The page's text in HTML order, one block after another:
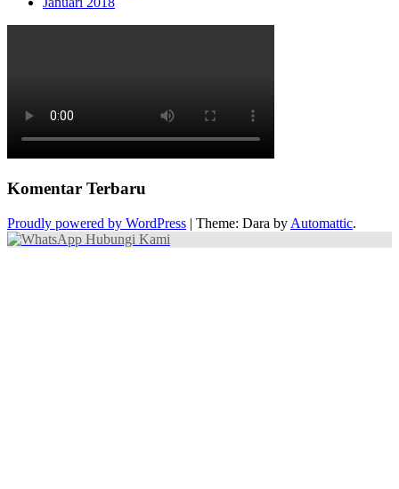
Komentar Terbaru
Proudly powered by WordPress | Theme: Dara by Automattic.
Hubungi Kami